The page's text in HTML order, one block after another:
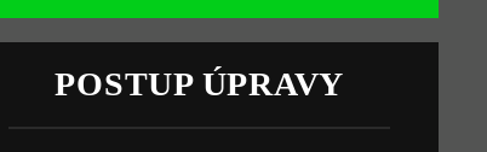
POSTUP ÚPRAVY